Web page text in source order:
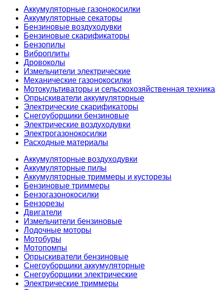
Аккумуляторные газонокосилки
Аккумуляторные секаторы
Бензиновые воздуходувки
Бензиновые скарификаторы
Бензопилы
Виброплиты
Дровоколы
Измельчители электрические
Механические газонокосилки
Мотокультиваторы и сельскохозяйственная техника
Опрыскиватели аккумуляторные
Электрические скарификаторы
Снегоуборщики бензиновые
Электрические воздуходувки
Электрогазонокосилки
Расходные материалы
Аккумуляторные воздуходувки
Аккумуляторные пилы
Аккумуляторные триммеры и кусторезы
Бензиновые триммеры
Бензогазонокосилки
Бензорезы
Двигатели
Измельчители бензиновые
Лодочные моторы
Мотобуры
Мотопомпы
Опрыскиватели бензиновые
Снегоуборщики аккумуляторные
Снегоуборщики электрические
Электрические триммеры